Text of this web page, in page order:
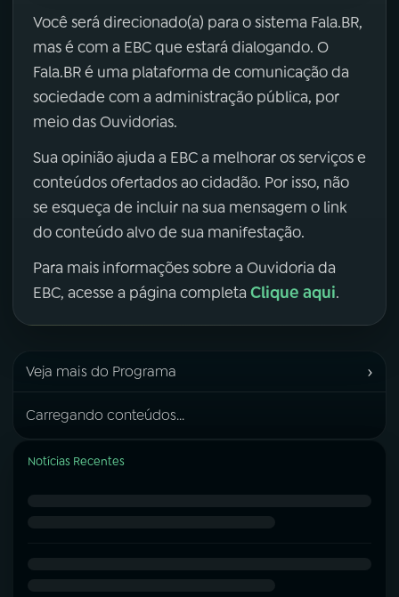
Você será direcionado(a) para o sistema Fala.BR,
mas é com a EBC que estará dialogando. O
Fala.BR é uma plataforma de comunicação da
sociedade com a administração pública, por
meio das Ouvidorias.
Sua opinião ajuda a EBC a melhorar os serviços e
conteúdos ofertados ao cidadão. Por isso, não
se esqueça de incluir na sua mensagem o link
do conteúdo alvo de sua manifestação.
Para mais informações sobre a Ouvidoria da
EBC, acesse a página completa Clique aqui.
Veja mais do Programa ›
Carregando conteúdos...
Notícias Recentes